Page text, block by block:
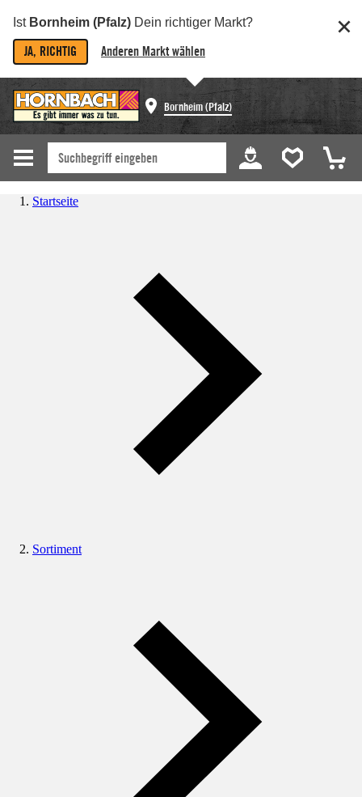
Ist Bornheim (Pfalz) Dein richtiger Markt?
JA, RICHTIG Anderen Markt wählen
Bornheim (Pfalz)
Startseite
Sortiment